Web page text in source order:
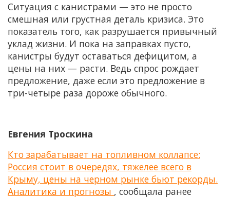
Ситуация с канистрами — это не просто
смешная или грустная деталь кризиса. Это
показатель того, как разрушается привычный
уклад жизни. И пока на заправках пусто,
канистры будут оставаться дефицитом, а
цены на них — расти. Ведь спрос рождает
предложение, даже если это предложение в
три-четыре раза дороже обычного.
Евгения Троскина
Кто зарабатывает на топливном коллапсе:
Россия стоит в очередях, тяжелее всего в
Крыму, цены на черном рынке бьют рекорды.
Аналитика и прогнозы , сообщала ранее